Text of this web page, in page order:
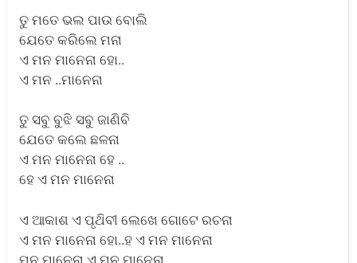
ତୁ ମତେ ଭଲ ପାଉ ବୋଲି
ଯେତେ କରିଲେ ମନା
ଏ ମନ ମାନେନା ହୋ..
ଏ ମନ ..ମାନେନା
ତୁ ସବୁ ବୁଝି ସବୁ ଜାଣିବି
ଯେତେ କଲେ ଛଳନା
ଏ ମନ ମାନେନା ହେ ..
ହେ ଏ ମନ ମାନେନା
ଏ ଆକାଶ ଏ ପୃଥ‌ିବୀ ଲେଖେ ଗୋଟେ ରଚନା
ଏ ମନ ମାନେନା ହୋ..ହ ଏ ମନ ମାନେନା
ମନ ମାନେନା ଏ ମନ ମାନେନା